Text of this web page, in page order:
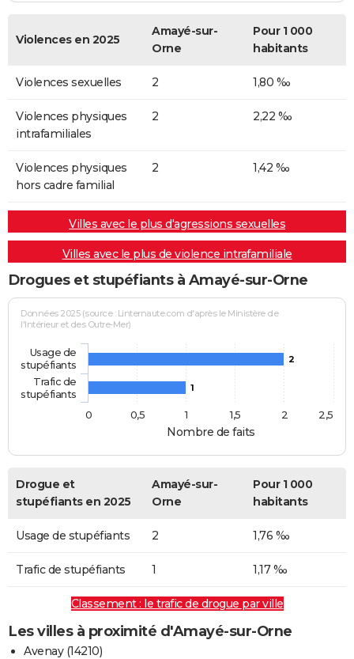
Violences en 2025
Amayé-sur-
Orne
Pour 1 000
habitants
Violences sexuelles 2 1,80 ‰
Violences physiques
intrafamiliales
2 2,22 ‰
Violences physiques
hors cadre familial
2 1,42 ‰
Villes avec le plus d'agressions sexuelles
Villes avec le plus de violence intrafamiliale
Drogues et stupéfiants à Amayé-sur-Orne
Nombre de faits
Données 2025 (source : Linternaute.com d'après le Ministère de
l'Intérieur et des Outre-Mer)
2
1
Usage de
stupéfiants
Trafic de
stupéfiants
0
0,5 1 1,5 2 2,5
Drogue et
stupéfiants en 2025
Amayé-sur-
Orne
Pour 1 000
habitants
Usage de stupéfiants 2 1,76 ‰
Trafic de stupéfiants 1 1,17 ‰
Classement : le trafic de drogue par ville
Les villes à proximité d'Amayé-sur-Orne
Avenay (14210)